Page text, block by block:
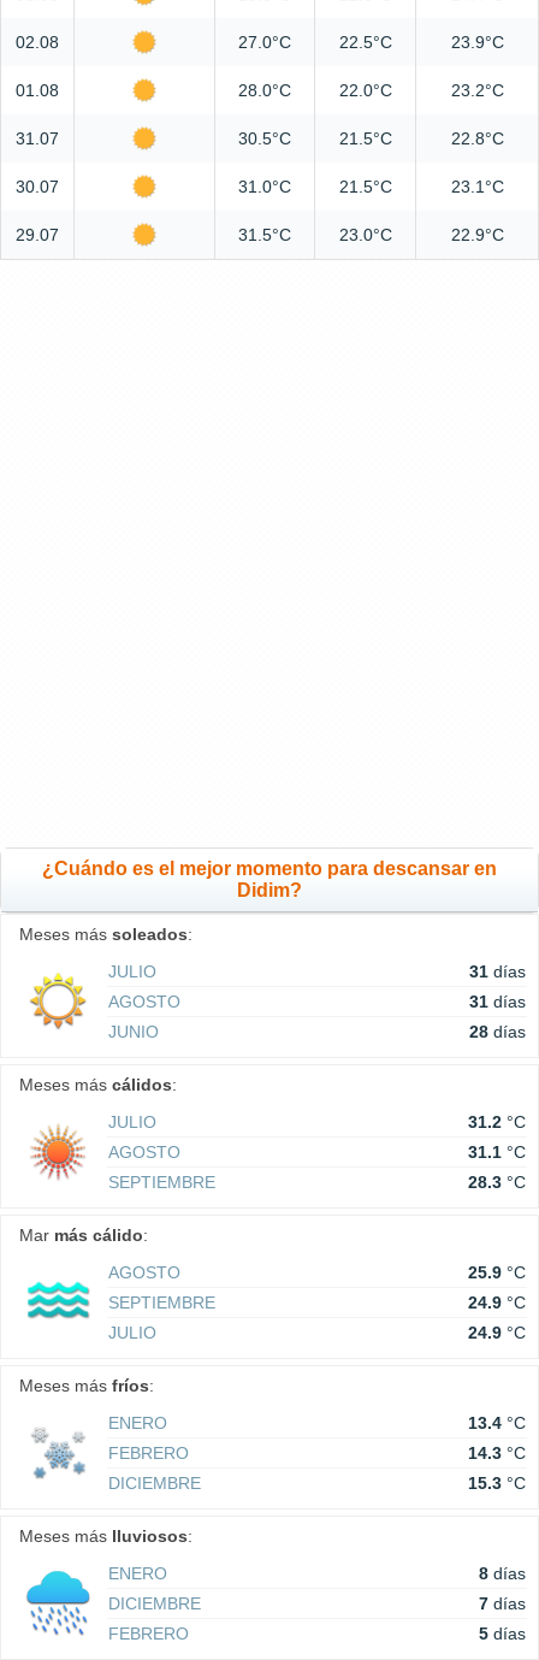
02.08 27.0°C 22.5°C 23.9°C
01.08 28.0°C 22.0°C 23.2°C
31.07 30.5°C 21.5°C 22.8°C
30.07 31.0°C 21.5°C 23.1°C
29.07 31.5°C 23.0°C 22.9°C
¿Cuándo es el mejor momento para descansar en
Didim?
Meses más soleados:
JULIO
31 días
AGOSTO
31 días
JUNIO
28 días
Meses más cálidos:
JULIO
31.2 °C
AGOSTO
31.1 °C
SEPTIEMBRE
28.3 °C
Mar más cálido:
AGOSTO
25.9 °C
SEPTIEMBRE
24.9 °C
JULIO
24.9 °C
Meses más fríos:
ENERO
13.4 °C
FEBRERO
14.3 °C
DICIEMBRE
15.3 °C
Meses más lluviosos:
ENERO
8 días
DICIEMBRE
7 días
FEBRERO
5 días